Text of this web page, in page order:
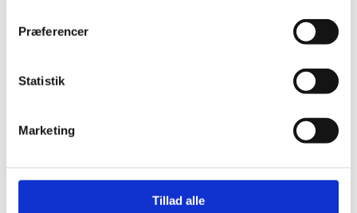
Præferencer
Statistik
Marketing
Tillad alle